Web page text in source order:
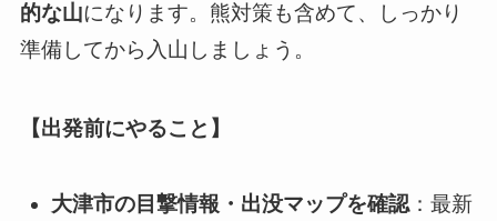
的な山になります。熊対策も含めて、しっかり
準備してから入山しましょう。
【出発前にやること】
大津市の目撃情報・出没マップを確認：最新